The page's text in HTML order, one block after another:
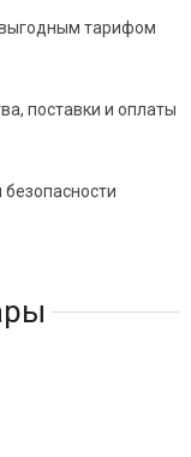
тарифом
поставки и оплаты